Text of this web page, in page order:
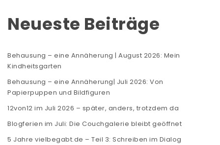
Neueste Beiträge
Behausung – eine Annäherung | August 2026: Mein
Kindheitsgarten
Behausung – eine Annäherung| Juli 2026: Von
Papierpuppen und Bildfiguren
12von12 im Juli 2026 – später, anders, trotzdem da
Blogferien im Juli: Die Couchgalerie bleibt geöffnet
5 Jahre vielbegabt.de – Teil 3: Schreiben im Dialog